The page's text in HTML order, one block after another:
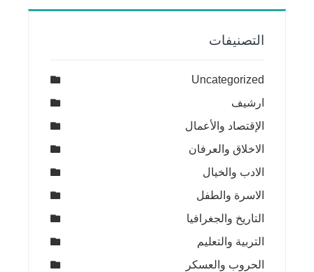
التصنيفات
Uncategorized
ارشيف
الإقتصاد والأعمال
الاخلاق والعرفان
الادب والخيال
الاسرة والطفل
التاريخ والجغرافيا
التربية والتعليم
الحروب والعسكر